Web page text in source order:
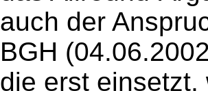
auch der
BGH
die erst